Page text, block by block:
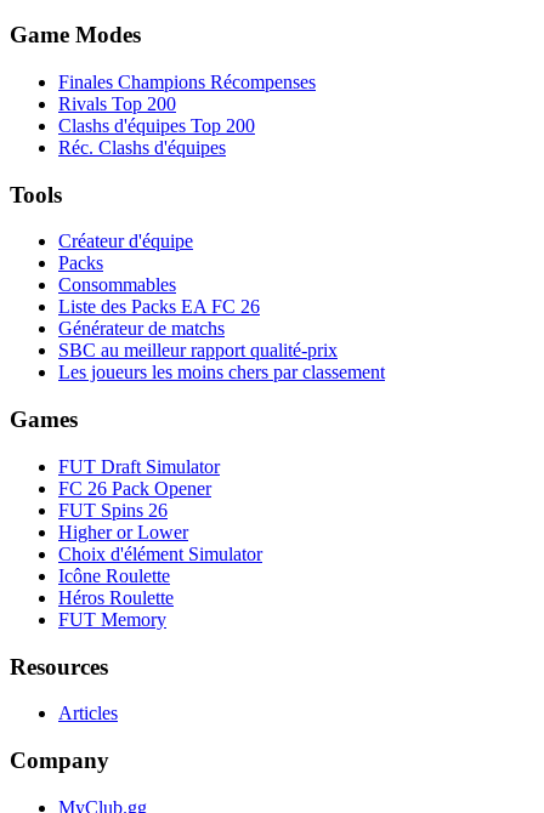
Game Modes
Finales Champions Récompenses
Rivals Top 200
Clashs d'équipes Top 200
Réc. Clashs d'équipes
Tools
Créateur d'équipe
Packs
Consommables
Liste des Packs EA FC 26
Générateur de matchs
SBC au meilleur rapport qualité-prix
Les joueurs les moins chers par classement
Games
FUT Draft Simulator
FC 26 Pack Opener
FUT Spins 26
Higher or Lower
Choix d'élément Simulator
Icône Roulette
Héros Roulette
FUT Memory
Resources
Articles
Company
MyClub.gg